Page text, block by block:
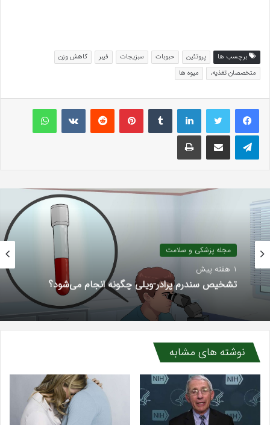
برچسب ها پروتئین حبوبات سبزیجات فیبر
کاهش وزن
متخصصان تغذیه،
میوه ها
لینکداینتامبلر پینتریستReddit
VKontakteواتس آپ
تلگرام اشتراک گذاری با ایمیل چاپ
مجله پزشکی و سلامت
1 هفته پیش
تشخیص سندرم پرادر-ویلی چگونه انجام می‌شود؟
نوشته های مشابه